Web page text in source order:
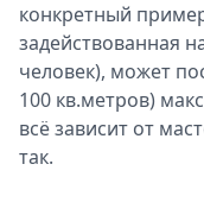
конкретный
задействованная
человек), может
100 кв.метров)
всё зависит от
так.